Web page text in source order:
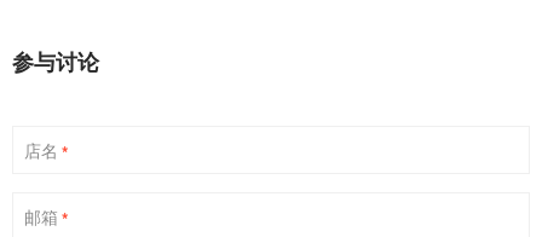
参与讨论
店名 *
邮箱 *